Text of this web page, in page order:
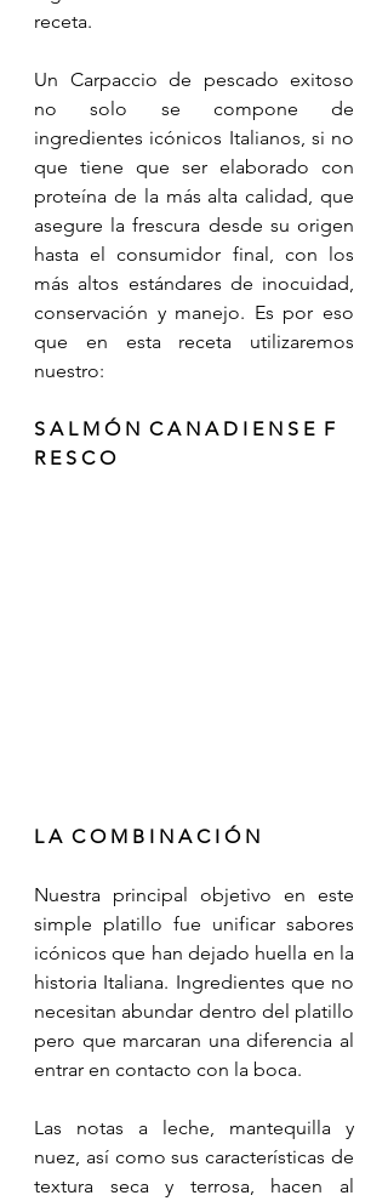
receta.
Un Carpaccio de pescado exitoso
no solo se compone de
ingredientes icónicos Italianos, si no
que tiene que ser elaborado con
proteína de la más alta calidad, que
asegure la frescura desde su origen
hasta el consumidor final, con los
más altos estándares de inocuidad,
conservación y manejo. Es por eso
que en esta receta utilizaremos
nuestro:
S A L M Ó N  C A N A D I E N S E  F
R E S C O
L A  C O M B I N A C I Ó N
Nuestra principal objetivo en este
simple platillo fue unificar sabores
icónicos que han dejado huella en la
historia Italiana. Ingredientes que no
necesitan abundar dentro del platillo
pero que marcaran una diferencia al
entrar en contacto con la boca.
Las notas a leche, mantequilla y
nuez, así como sus características de
textura seca y terrosa, hacen al